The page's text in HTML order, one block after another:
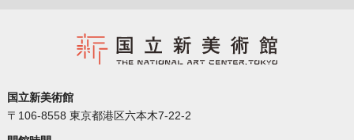
国立新美術館
〒106-8558 東京都港区六本木7-22-2